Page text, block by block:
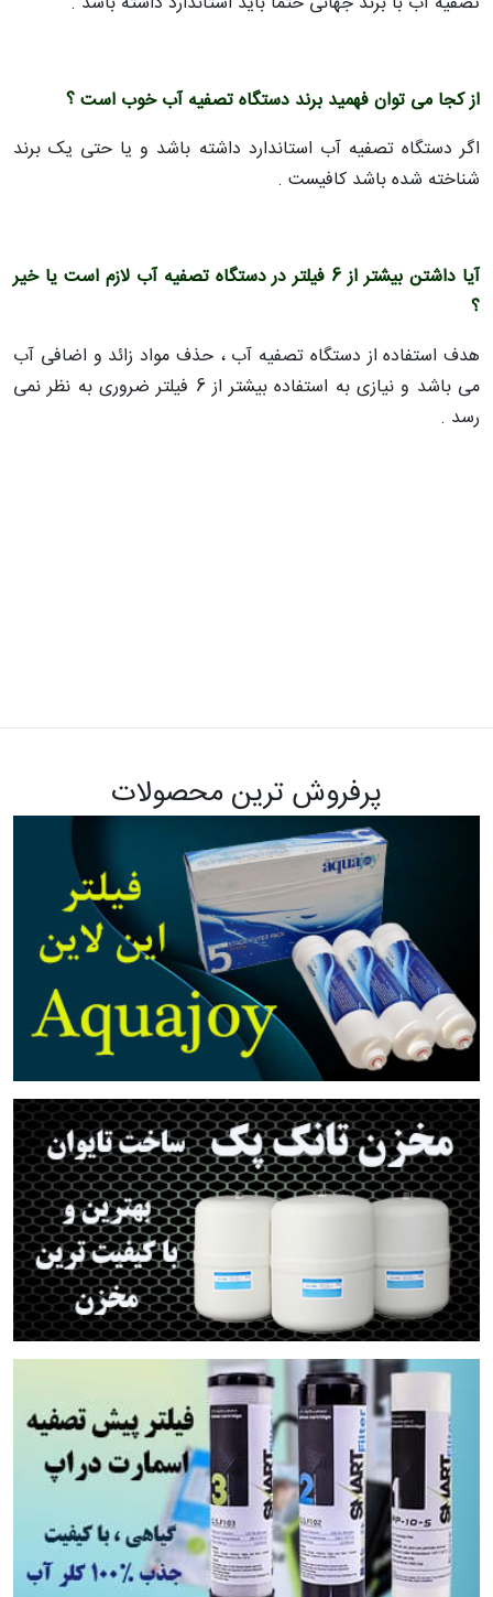
از کجا می توان فهمید برند دستگاه تصفیه آب خوب است ؟
اگر دستگاه تصفیه آب استاندارد داشته باشد و یا حتی یک برند
شناخته شده باشد کافیست .
آیا داشتن بیشتر از 6 فیلتر در دستگاه تصفیه آب لازم است یا خیر
؟
هدف استفاده از دستگاه تصفیه آب ، حذف مواد زائد و اضافی آب
می باشد و نیازی به استفاده بیشتر از 6 فیلتر ضروری به نظر نمی
رسد .
پرفروش ترین محصولات